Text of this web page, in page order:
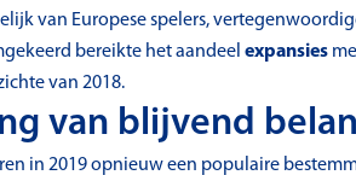
van Europese spelers,
bereikte het aandeel expansies
van 2018.
van blijvend
in 2019 opnieuw een populaire